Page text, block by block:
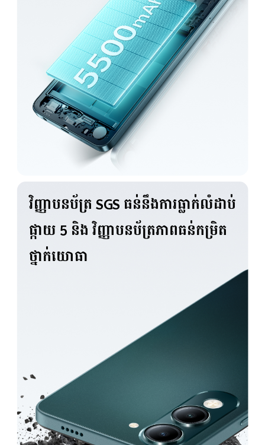
វិញ្ញាបនប័ត្រ SGS ធន់នឹងការធ្លាក់លំដាប់
ផ្កាយ 5 និង វិញ្ញាបនប័ត្រភាពធន់កម្រិត
ថ្នាក់យោធា